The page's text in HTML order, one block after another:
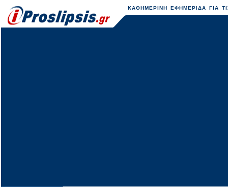
ΚΑΘΗΜΕΡΙΝΗ ΕΦΗΜΕΡΙΔΑ ΓΙΑ